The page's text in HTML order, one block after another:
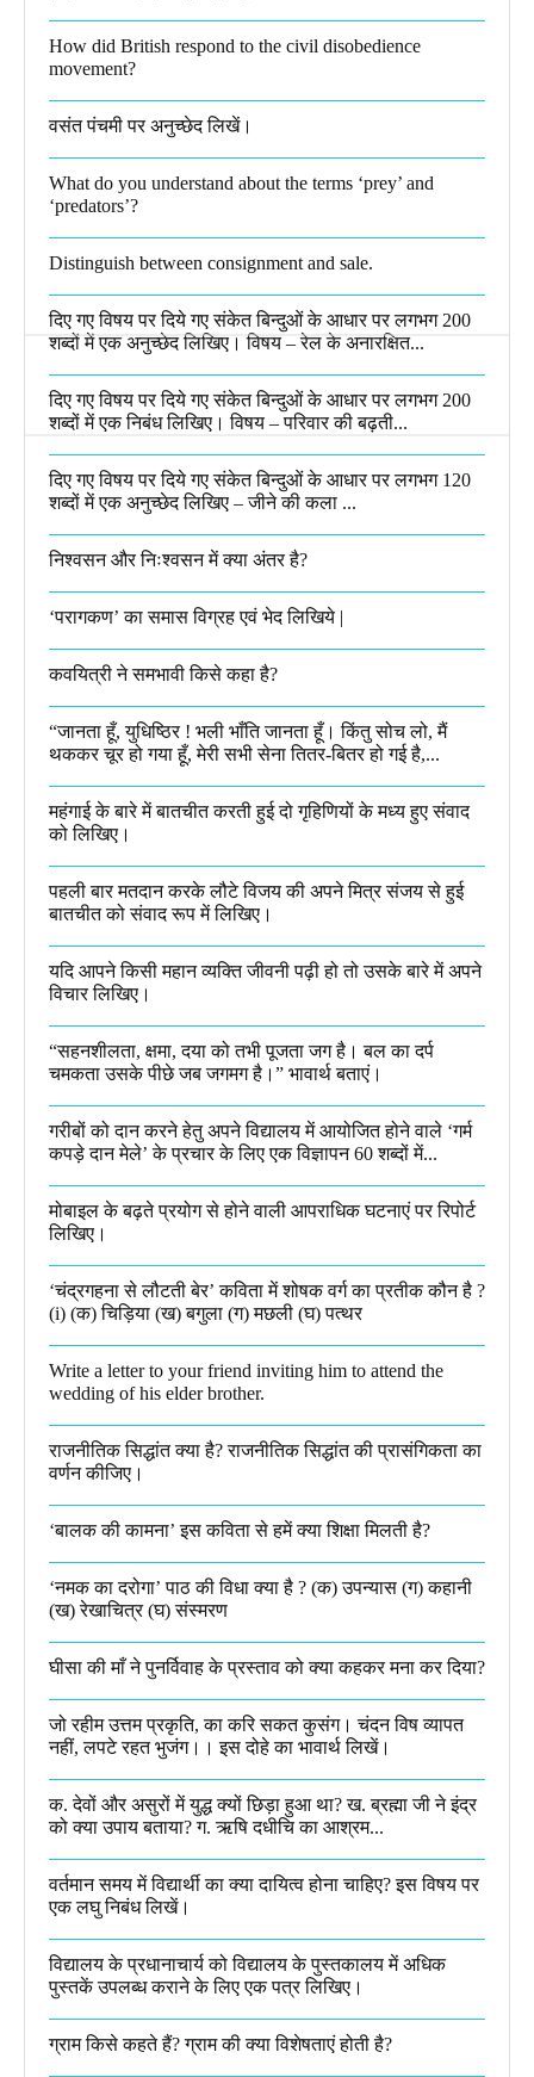
How did British respond to the civil disobedience
movement?
वसंत पंचमी पर अनुच्छेद लिखें।
What do you understand about the terms ‘prey’ and
‘predators’?​
Distinguish between consignment and sale.
दिए गए विषय पर दिये गए संकेत बिन्दुओं के आधार पर लगभग 200
शब्दों में एक अनुच्छेद लिखिए। विषय – रेल के अनारक्षित...
दिए गए विषय पर दिये गए संकेत बिन्दुओं के आधार पर लगभग 200
शब्दों में एक निबंध लिखिए। विषय – परिवार की बढ़ती...
दिए गए विषय पर दिये गए संकेत बिन्दुओं के आधार पर लगभग 120
शब्दों में एक अनुच्छेद लिखिए – जीने की कला ...
निश्वसन और निःश्वसन में क्या अंतर है?
‘परागकण’ का समास विग्रह एवं भेद लिखिये |
कवयित्री ने समभावी किसे कहा है?
“जानता हूँ, युधिष्ठिर ! भली भाँति जानता हूँ। किंतु सोच लो, मैं
थककर चूर हो गया हूँ, मेरी सभी सेना तितर-बितर हो गई है,...
महंगाई के बारे में बातचीत करती हुई दो गृहिणियों के मध्य हुए संवाद
को लिखिए।
पहली बार मतदान करके लौटे विजय की अपने मित्र संजय से हुई
बातचीत को संवाद रूप में लिखिए।
यदि आपने किसी महान व्यक्ति जीवनी पढ़ी हो तो उसके बारे में अपने
विचार लिखिए।
“सहनशीलता, क्षमा, दया को तभी पूजता जग है। बल का दर्प
चमकता उसके पीछे जब जगमग है।”​ भावार्थ बताएं।
गरीबों को दान करने हेतु अपने विद्यालय में आयोजित होने वाले ‘गर्म
कपड़े दान मेले’ के प्रचार के लिए एक विज्ञापन 60 शब्दों में...
मोबाइल के बढ़ते प्रयोग से होने वाली आपराधिक घटनाएं पर रिपोर्ट
लिखिए।
‘चंद्रगहना से लौटती बेर’ कविता में शोषक वर्ग का प्रतीक कौन है ?
(i) (क) चिड़िया (ख) बगुला (ग) मछली (घ) पत्थर
Write a letter to your friend inviting him to attend the
wedding of his elder brother.
राजनीतिक सिद्धांत क्या है? राजनीतिक सिद्धांत की प्रासंगिकता का
वर्णन कीजिए।
‘बालक की कामना’ इस कविता से हमें क्या शिक्षा मिलती है?
‘नमक का दरोगा’ पाठ की विधा क्या है ? (क) उपन्यास (ग) कहानी
(ख) रेखाचित्र (घ) संस्मरण​
घीसा की माँ ने पुनर्विवाह के प्रस्ताव को क्या कहकर मना कर दिया?
जो रहीम उत्तम प्रकृति, का करि सकत कुसंग। चंदन विष व्यापत
नहीं, लपटे रहत भुजंग।। इस दोहे का भावार्थ लिखें।
क. देवों और असुरों में युद्ध क्यों छिड़ा हुआ था? ख. ब्रह्मा जी ने इंद्र
को क्या उपाय बताया? ग. ऋषि दधीचि का आश्रम...
वर्तमान समय में विद्यार्थी का क्या दायित्व होना चाहिए? इस विषय पर
एक लघु निबंध लिखें।
विद्यालय के प्रधानाचार्य को विद्यालय के पुस्तकालय में अधिक
पुस्तकें उपलब्ध कराने के लिए एक पत्र लिखिए।
ग्राम किसे कहते हैं? ग्राम की क्या विशेषताएं होती है?​